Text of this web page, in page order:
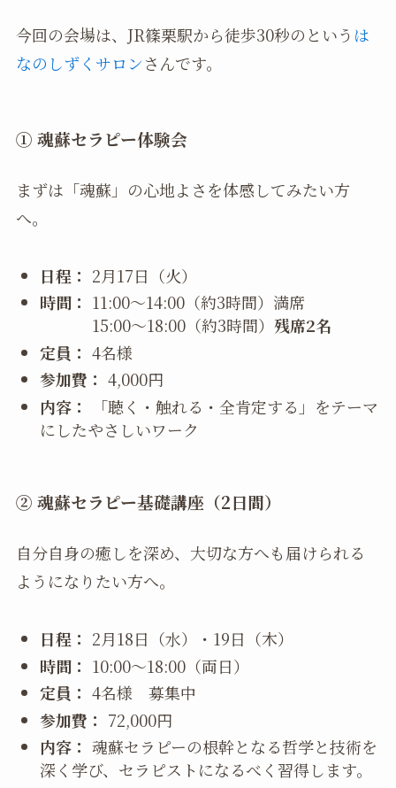
今回の会場は、JR篠栗駅から徒歩30秒のという は
なのしずくサロンさんです。
① 魂蘇セラピー体験会
まずは「魂蘇」の心地よさを体感してみたい方
へ。
日程： 2月17日（火）
時間： 11:00〜14:00（約3時間） 満席
15:00〜18:00（約3時間） 残席2名
定員： 4名様
参加費： 4,000円
内容：
「聴く・触れる・全肯定する」をテーマ
にしたやさしいワーク
② 魂蘇セラピー基礎講座（2日間）
自分自身の癒しを深め、大切な方へも届けられる
ようになりたい方へ。
日程： 2月18日（水）・19日（木）
時間： 10:00〜18:00（両日）
定員： 4名様 募集中
参加費： 72,000円
内容： 魂蘇セラピーの根幹となる哲学と技術を
深く学び、セラピストになるべく習得します。